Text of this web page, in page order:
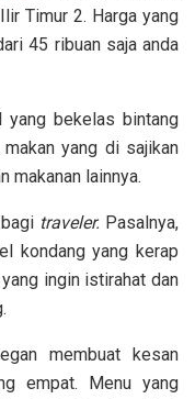
Timur 2. Harga yang
45 ribuan saja anda
yang bekelas bintang
yang di sajikan
makanan lainnya.
traveler.Pasalnya,
kondang yang kerap
ingin istirahat dan
membuat kesan
empat. Menu yang